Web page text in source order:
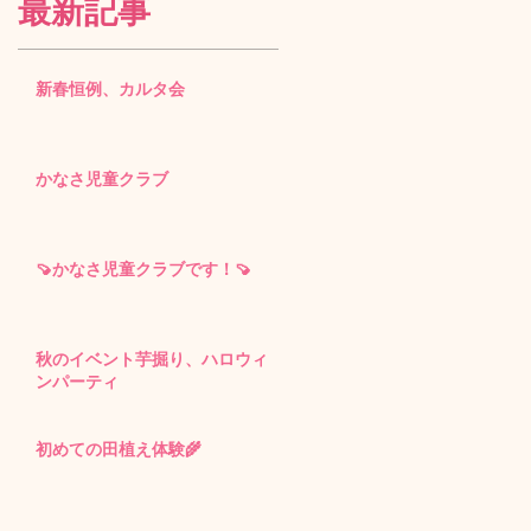
最新記事
新春恒例、カルタ会
かなさ児童クラブ
🍠かなさ児童クラブです！🍠
秋のイベント芋掘り、ハロウィ
ンパーティ
初めての田植え体験🌾